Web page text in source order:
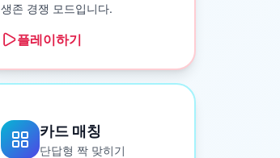
생존 경쟁 모드입니다.
플레이하기
카드 매칭
단답형 짝 맞히기